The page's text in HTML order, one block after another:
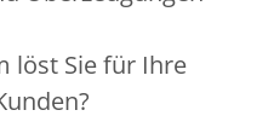
löst Sie für Ihre